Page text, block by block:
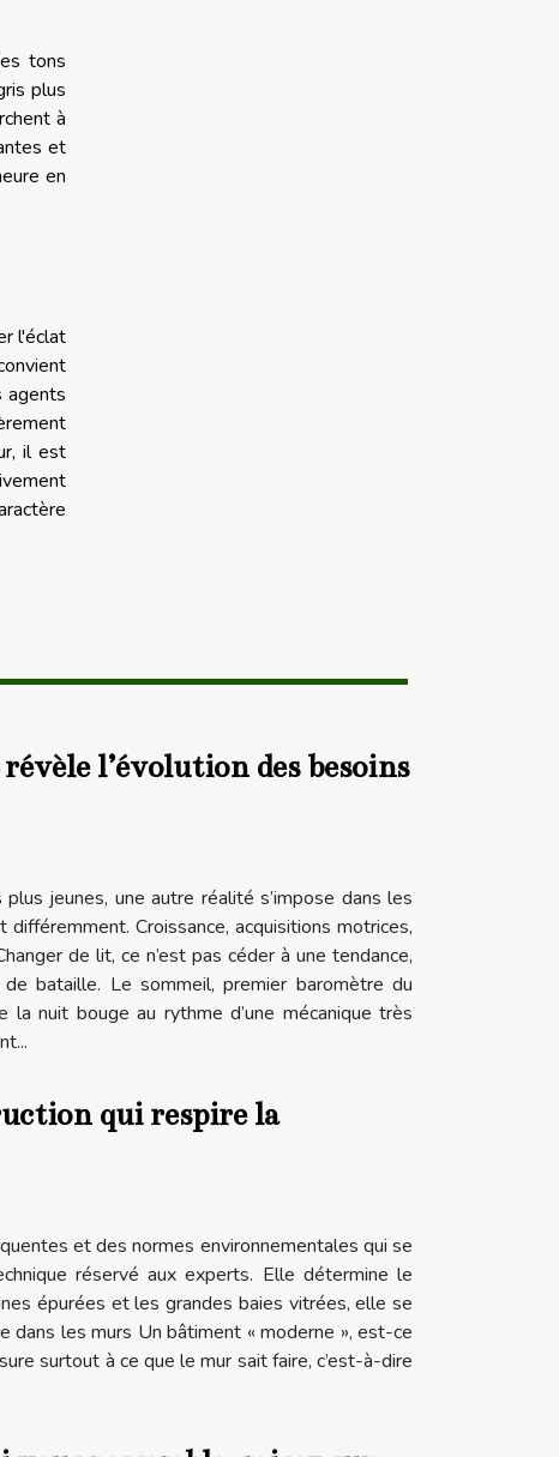
tons
plus
à
et
en
l'éclat
agents
il est
l’évolution des besoins
jeunes, une autre réalité s’impose dans les
Croissance, acquisitions motrices,
de lit, ce n’est pas céder à une tendance,
bataille. Le sommeil, premier baromètre du
nuit bouge au rythme d’une mécanique très
qui respire la
et des normes environnementales qui se
réservé aux experts. Elle détermine le
épurées et les grandes baies vitrées, elle se
dans les murs Un bâtiment « moderne », est-ce
surtout à ce que le mur sait faire, c’est-à-dire